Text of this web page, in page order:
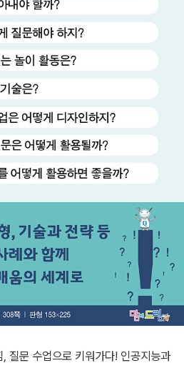
질문 수업으로 키워가다! 인공지능과